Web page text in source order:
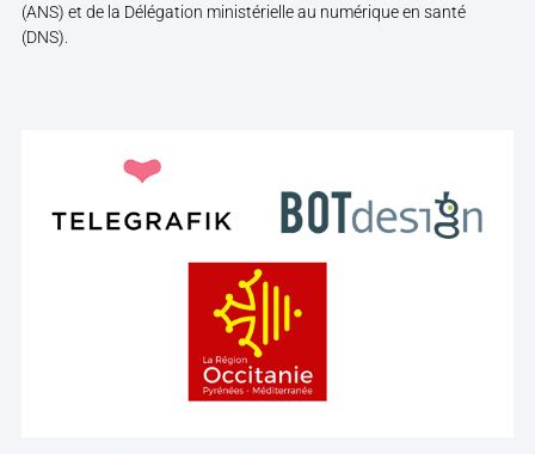
(ANS) et de la Délégation ministérielle au numérique en santé
(DNS).